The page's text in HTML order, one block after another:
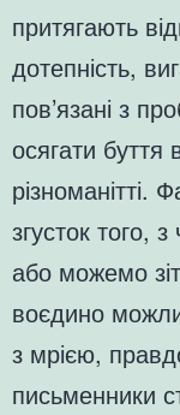
притягають
дотепність,
пов’язані з
осягати
різноманітті.
згусток того,
або можемо
воєдино
з мрією,
письменники